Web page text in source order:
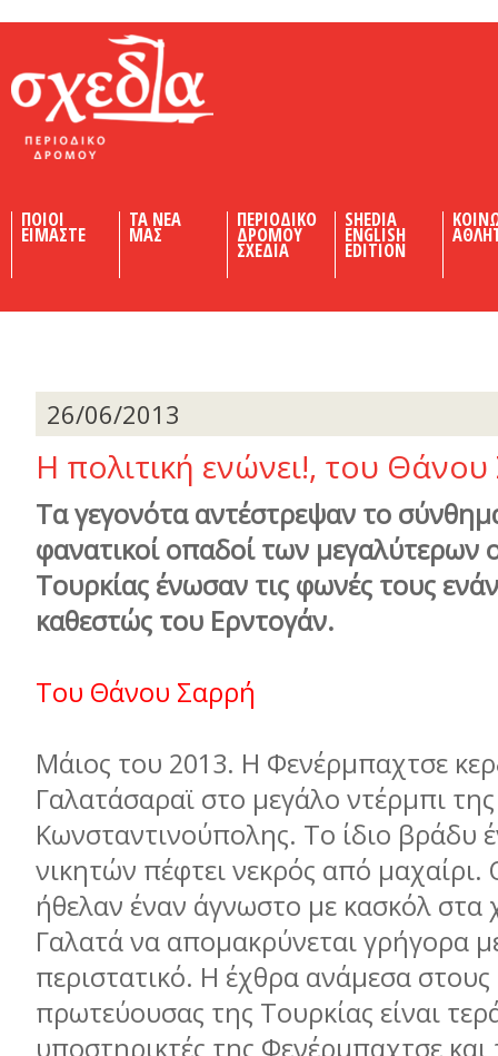
ΠΟΙΟΙ
ΕΙΜΑΣΤΕ
ΤΑ ΝΕΑ
ΜΑΣ
ΠΕΡΙΟΔΙΚΟ
ΔΡΟΜΟΥ
ΣΧΕΔΙΑ
SHEDIA
ENGLISH
EDITION
26/06/2013
Η πολιτική ενώνει!, του
Τα γεγονότα αντέστρεψαν το
φανατικοί οπαδοί των μεγαλύτερων
Τουρκίας ένωσαν τις φωνές τους
καθεστώς του Ερντογάν.
Του Θάνου Σαρρή
Μάιος του 2013. Η Φενέρμπαχτσε
Γαλατάσαραϊ στο μεγάλο ντέρμπι της
Κωνσταντινούπολης. Το ίδιο βράδυ
νικητών πέφτει νεκρός από μαχαίρι.
ήθελαν έναν άγνωστο με κασκόλ
Γαλατά να απομακρύνεται γρήγορα
περιστατικό. Η έχθρα ανάμεσα
πρωτεύουσας της Τουρκίας είναι
υποστηρικτές της Φενέρμπαχτσε και